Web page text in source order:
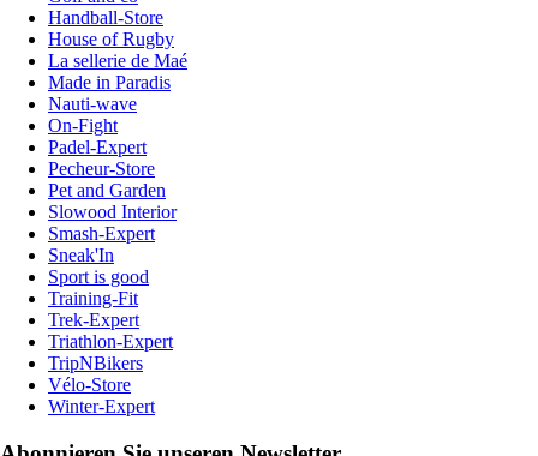
Handball-Store
House of Rugby
La sellerie de Maé
Made in Paradis
Nauti-wave
On-Fight
Padel-Expert
Pecheur-Store
Pet and Garden
Slowood Interior
Smash-Expert
Sneak'In
Sport is good
Training-Fit
Trek-Expert
Triathlon-Expert
TripNBikers
Vélo-Store
Winter-Expert